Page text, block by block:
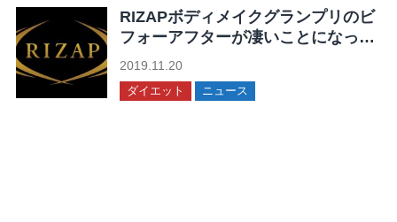
RIZAPボディメイクグランプリのビ
フォーアフターが凄いことになって
る！
2019.11.20
ダイエット ニュース